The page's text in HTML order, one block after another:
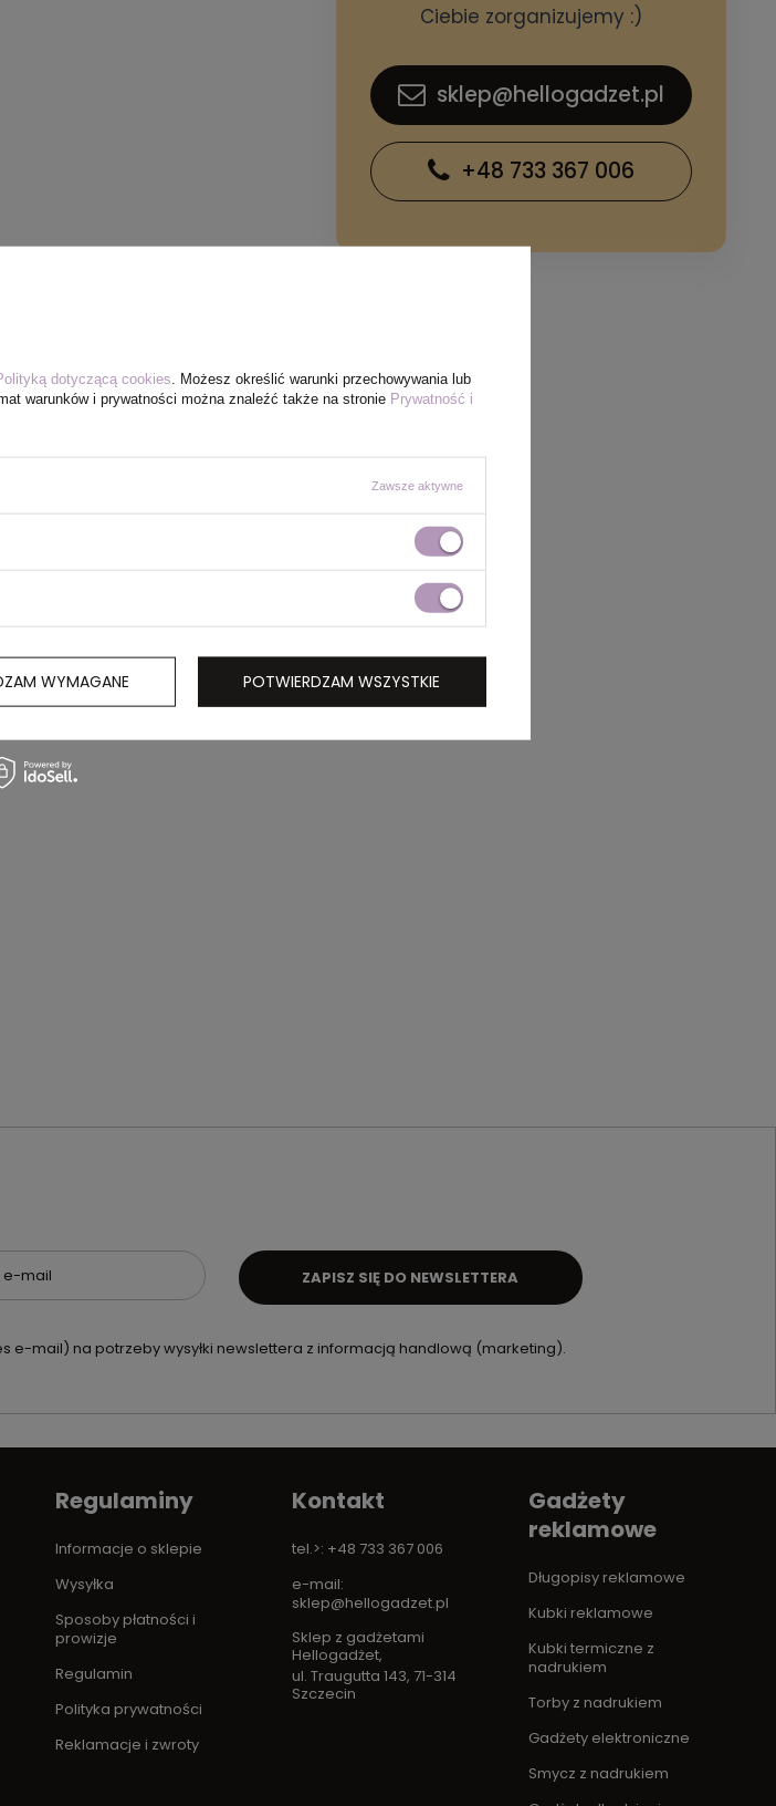
Ciebie zorganizujemy :)
sklep@hellogadzet.pl
+48 733 367 006
e-mail
mail) na potrzeby wysyłki newslettera z informacją handlową (marketing).
ZAPISZ SIĘ DO NEWSLETTERA
Regulaminy
Informacje o sklepie
Wysyłka
Sposoby płatności i
prowizje
Regulamin
Polityka prywatności
Reklamacje i zwroty
Kontakt
tel.>: +48 733 367 006
e-mail:
sklep@hellogadzet.pl
Sklep z gadżetami
Hellogadżet,
ul. Traugutta 143, 71-314
Szczecin
Gadżety
reklamowe
Długopisy reklamowe
Kubki reklamowe
Kubki termiczne z
nadrukiem
Torby z nadrukiem
Gadżety elektroniczne
Smycz z nadrukiem
dotyczącą cookies . Możesz określić warunki przechowywania lub
warunków i prywatności można znaleźć także na stronie Prywatność i
Zawsze aktywne
WYMAGANE POTWIERDZAM WSZYSTKIE